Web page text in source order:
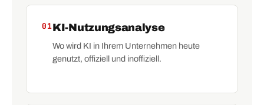
01KI-Nutzungsanalyse
Wo wird KI in Ihrem Unternehmen heute
genutzt, offiziell und inoffiziell.